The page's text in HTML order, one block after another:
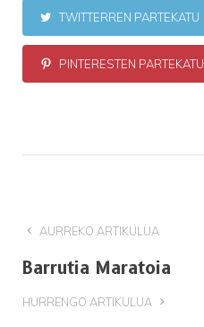
TWITTERREN PARTEKATU
PINTERESTEN PARTEKATU
AURREKO ARTIKULUA
Barrutia Maratoia
HURRENGO ARTIKULUA